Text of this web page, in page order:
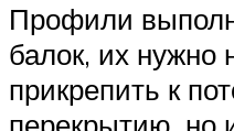
Профили
балок, их нужно
прикрепить к